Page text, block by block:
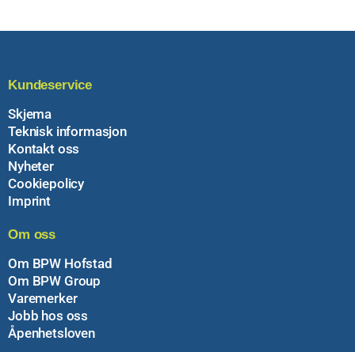
Kundeservice
Skjema
Teknisk informasjon
Kontakt oss
Nyheter
Cookiepolicy
Imprint
Om oss
Om BPW Hofstad
Om BPW Group
Varemerker
Jobb hos oss
Åpenhetsloven